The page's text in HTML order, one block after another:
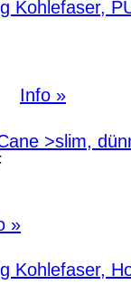
Kohlefaser,
Info »
>slim,
»
Kohlefaser,